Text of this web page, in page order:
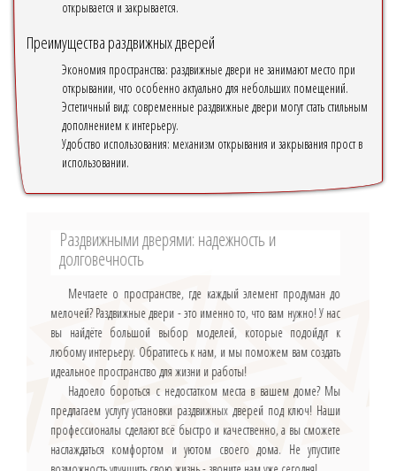
открывается и закрывается.
Преимущества раздвижных дверей
Экономия пространства: раздвижные двери не занимают место при
открывании, что особенно актуально для небольших помещений.
Эстетичный вид: современные раздвижные двери могут стать стильным
дополнением к интерьеру.
Удобство использования: механизм открывания и закрывания прост в
использовании.
Раздвижными дверями: надежность и
долговечность
Мечтаете о пространстве, где каждый элемент продуман до
мелочей? Раздвижные двери - это именно то, что вам нужно! У нас
вы найдёте большой выбор моделей, которые подойдут к
любому интерьеру. Обратитесь к нам, и мы поможем вам создать
идеальное пространство для жизни и работы!
Надоело бороться с недостатком места в вашем доме? Мы
предлагаем услугу установки раздвижных дверей под ключ! Наши
профессионалы сделают всё быстро и качественно, а вы сможете
наслаждаться комфортом и уютом своего дома. Не упустите